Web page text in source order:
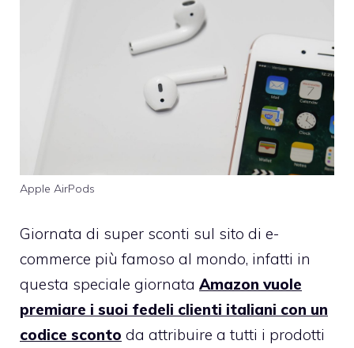
Apple AirPods
Giornata di super sconti sul sito di e-
commerce più famoso al mondo, infatti in
questa speciale giornata Amazon vuole
premiare i suoi fedeli clienti italiani con un
codice sconto da attribuire a tutti i prodotti